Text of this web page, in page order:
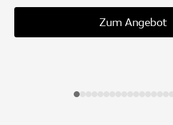
Zum Angebot